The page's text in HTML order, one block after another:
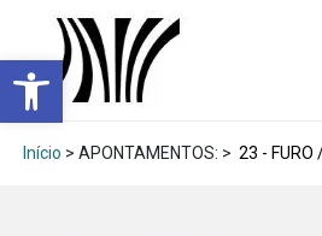
Abrir a barra de
Início > APONTAMENTOS: > 23 - FURO